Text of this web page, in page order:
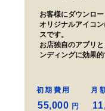
お客様にダウンロ
オリジナルアイコ
スです。
お店独自のアプリ
ンディングに効果的
初期費用
55,000 円
月